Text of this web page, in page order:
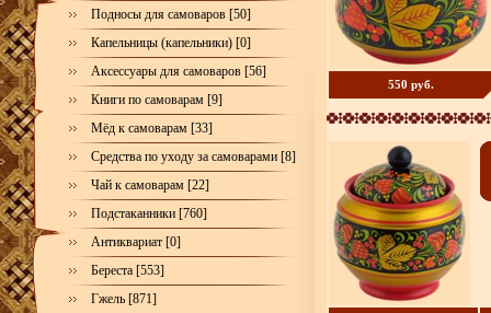
Подносы для самоваров [50]
Капельницы (капельники) [0]
Аксессуары для самоваров [56]
Книги по самоварам [9]
Мёд к самоварам [33]
Средства по уходу за самоварами [8]
Чай к самоварам [22]
Подстаканники [760]
Антиквариат [0]
Береста [553]
Гжель [871]
550 руб.